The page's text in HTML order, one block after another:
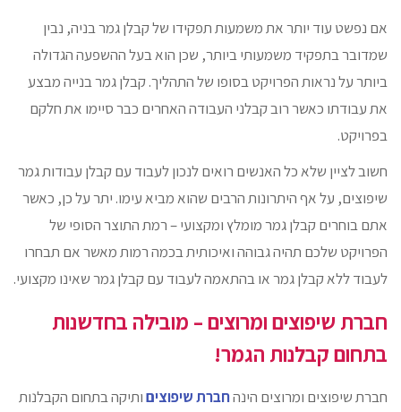
אם נפשט עוד יותר את משמעות תפקידו של קבלן גמר בניה, נבין
שמדובר בתפקיד משמעותי ביותר, שכן הוא בעל ההשפעה הגדולה
ביותר על נראות הפרויקט בסופו של התהליך. קבלן גמר בנייה מבצע
את עבודתו כאשר רוב קבלני העבודה האחרים כבר סיימו את חלקם
בפרויקט.
חשוב לציין שלא כל האנשים רואים לנכון לעבוד עם קבלן עבודות גמר
שיפוצים, על אף היתרונות הרבים שהוא מביא עימו. יתר על כן, כאשר
אתם בוחרים קבלן גמר מומלץ ומקצועי – רמת התוצר הסופי של
הפרויקט שלכם תהיה גבוהה ואיכותית בכמה רמות מאשר אם תבחרו
לעבוד ללא קבלן גמר או בהתאמה לעבוד עם קבלן גמר שאינו מקצועי.
חברת שיפוצים ומרוצים – מובילה בחדשנות
בתחום קבלנות הגמר!
חברת שיפוצים ומרוצים הינהחברת שיפוציםותיקה בתחום הקבלנות